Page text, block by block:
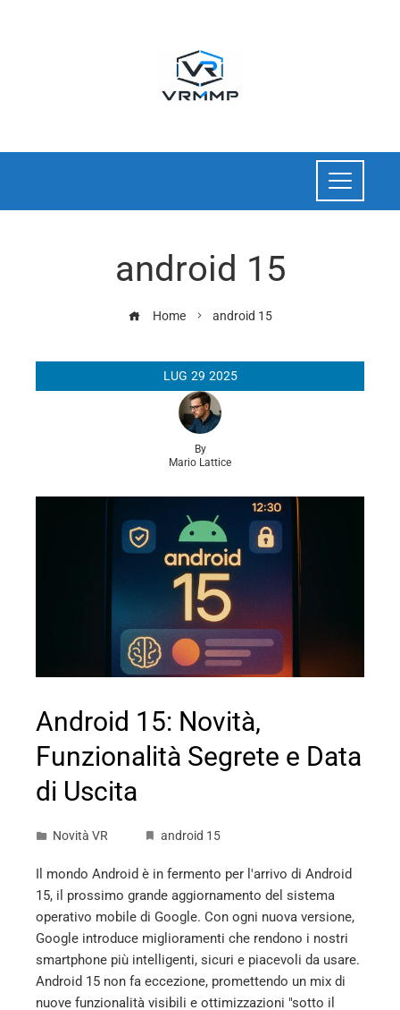
android 15
Home android 15
LUG 29 2025
By
Mario Lattice
Android 15: Novità,
Funzionalità Segrete e Data
di Uscita
Novità VR android 15
Il mondo Android è in fermento per l'arrivo di Android
15, il prossimo grande aggiornamento del sistema
operativo mobile di Google. Con ogni nuova versione,
Google introduce miglioramenti che rendono i nostri
smartphone più intelligenti, sicuri e piacevoli da usare.
Android 15 non fa eccezione, promettendo un mix di
nuove funzionalità visibili e ottimizzazioni "sotto il